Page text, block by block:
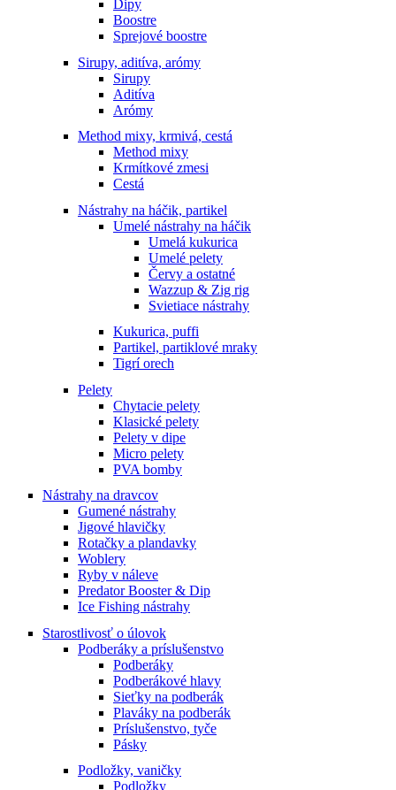
Dipy
Boostre
Sprejové boostre
Sirupy, aditíva, arómy
Sirupy
Aditíva
Arómy
Method mixy, krmivá, cestá
Method mixy
Krmítkové zmesi
Cestá
Nástrahy na háčik, partikel
Umelé nástrahy na háčik
Umelá kukurica
Umelé pelety
Červy a ostatné
Wazzup & Zig rig
Svietiace nástrahy
Kukurica, puffi
Partikel, partiklové mraky
Tigrí orech
Pelety
Chytacie pelety
Klasické pelety
Pelety v dipe
Micro pelety
PVA bomby
Nástrahy na dravcov
Gumené nástrahy
Jigové hlavičky
Rotačky a plandavky
Woblery
Ryby v náleve
Predator Booster & Dip
Ice Fishing nástrahy
Starostlivosť o úlovok
Podberáky a príslušenstvo
Podberáky
Podberákové hlavy
Sieťky na podberák
Plaváky na podberák
Príslušenstvo, tyče
Pásky
Podložky, vaničky
Podložky